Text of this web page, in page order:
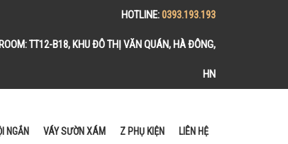
HOTLINE:0393.193.193
TT12-B18, KHU ĐÔ THỊ VĂN QUÁN, HÀ ĐÔNG,
HN
NGẮN VÁY SƯỜN XÁM Z PHỤ KIỆN LIÊN HỆ